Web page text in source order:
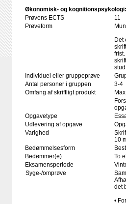
Økonomisk- og kognitionspsykologi:
Prøvens ECTS
11
Prøveform
Det
Individuel eller gruppeprøve
Antal personer i gruppen
3-4
Omfang af skriftligt produkt
Opgavetype
Udlevering af opgave
Varighed
10
Bedømmelsesform
Bedømmer(e)
To
Eksamensperiode
Syge-/omprøve
det
•